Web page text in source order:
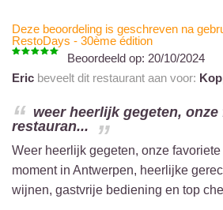
Deze beoordeling is geschreven na
RestoDays - 30ème édition
Beoordeeld op: 20/10/2024
Eric beveelt dit restaurant aan voor:
weer heerlijk gegeten,
restauran...
Weer heerlijk gegeten, onze
moment in Antwerpen, heerlijke
wijnen, gastvrije bediening en top